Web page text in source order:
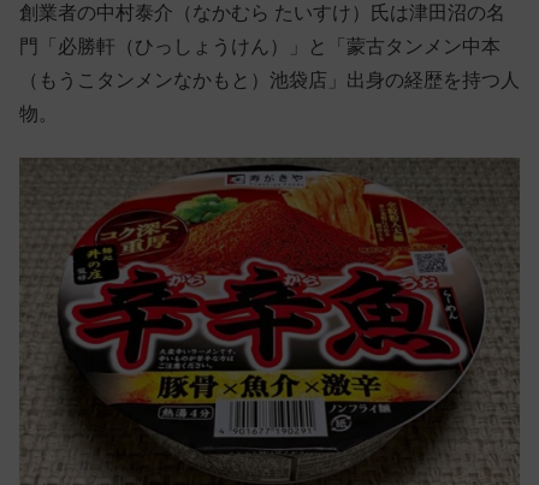
創業者の中村泰介（なかむら たいすけ）氏は津田沼の名
門「必勝軒（ひっしょうけん）」と「蒙古タンメン中本
（もうこタンメンなかもと）池袋店」出身の経歴を持つ人
物。